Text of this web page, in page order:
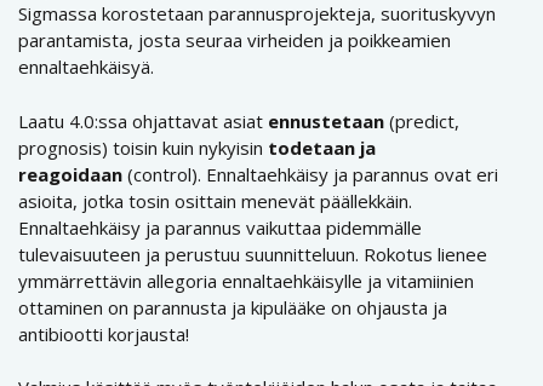
Sigmassa korostetaan parannusprojekteja, suorituskyvyn
parantamista, josta seuraa virheiden ja poikkeamien
ennaltaehkäisyä.
Laatu 4.0:ssa ohjattavat asiat ennustetaan (predict,
prognosis) toisin kuin nykyisin todetaan ja
reagoidaan (control). Ennaltaehkäisy ja parannus ovat eri
asioita, jotka tosin osittain menevät päällekkäin.
Ennaltaehkäisy ja parannus vaikuttaa pidemmälle
tulevaisuuteen ja perustuu suunnitteluun. Rokotus lienee
ymmärrettävin allegoria ennaltaehkäisylle ja vitamiinien
ottaminen on parannusta ja kipulääke on ohjausta ja
antibiootti korjausta!